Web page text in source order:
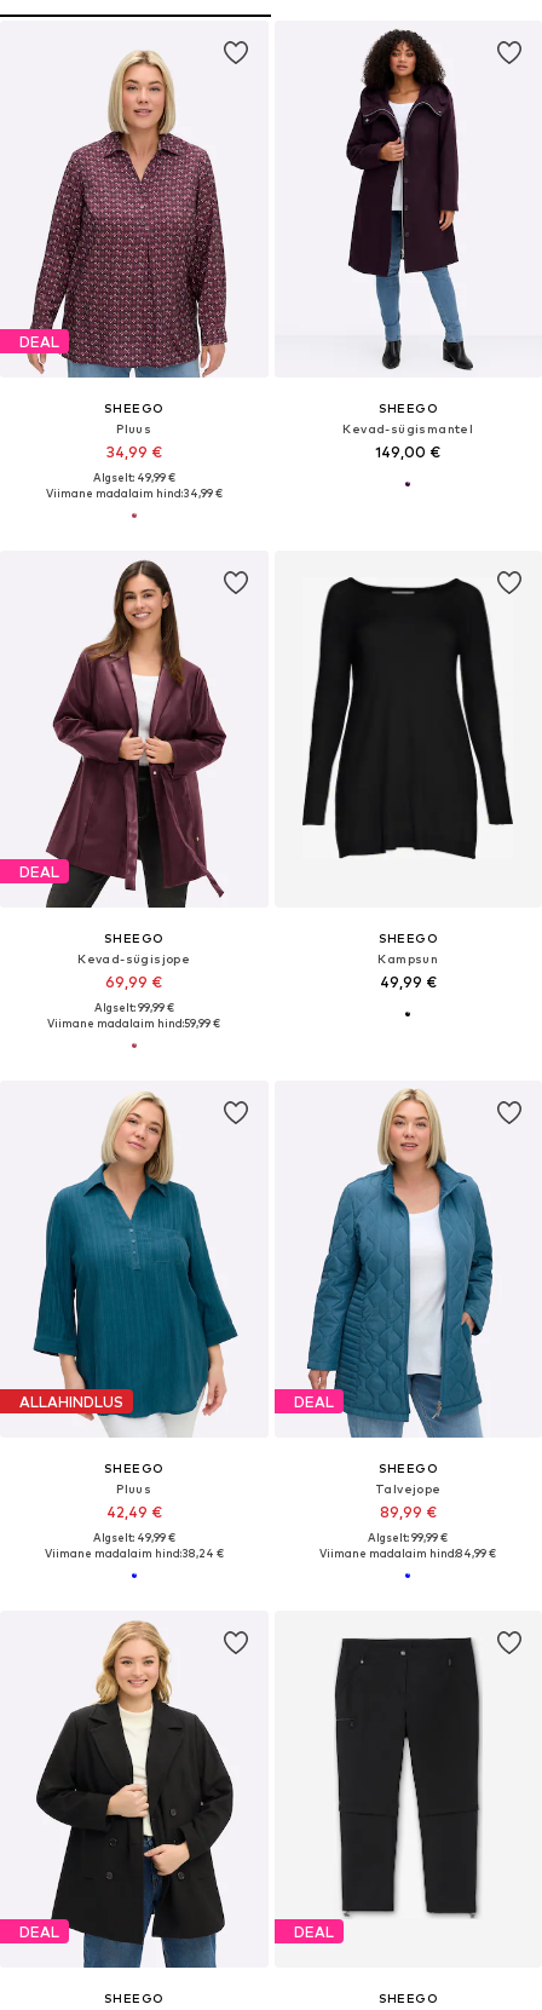
DEAL
SHEEGO
Pluus
34,99 €
Algselt: 49,99 €
Viimane madalaim hind:34,99 €
SHEEGO
Kevad-sügismantel
149,00 €
DEAL
SHEEGO
Kevad-sügisjope
69,99 €
Algselt: 99,99 €
Viimane madalaim hind:59,99 €
SHEEGO
Kampsun
49,99 €
ALLAHINDLUS
SHEEGO
Pluus
42,49 €
Algselt: 49,99 €
Viimane madalaim hind:38,24 €
DEAL
SHEEGO
Talvejope
89,99 €
Algselt: 99,99 €
Viimane madalaim hind:84,99 €
DEAL
SHEEGO
DEAL
SHEEGO